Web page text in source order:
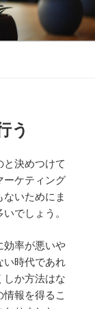
う
と決めつけて
ーケティング
いためにま
でしょう。
効率が悪いや
い時代であれ
しか方法はな
報を得るこ